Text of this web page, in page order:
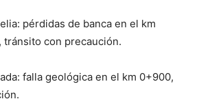
pérdidas de banca en el km
tránsito con precaución.
falla geológica en el km 0+900,